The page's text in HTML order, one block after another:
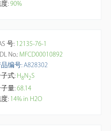
: 90%
号: 12135-76-1
No.: MFCD00010892
编号: A828302
式: H8N2S
量: 68.14
: 14% in H2O